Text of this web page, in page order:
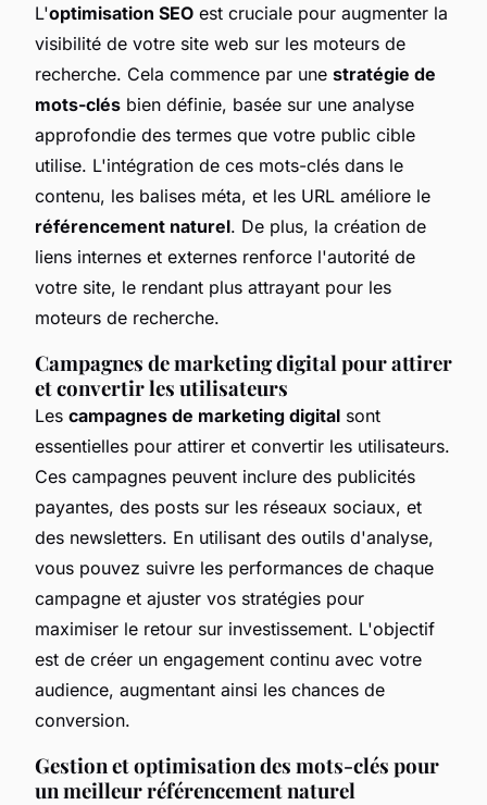
L'optimisation SEO est cruciale pour augmenter la
visibilité de votre site web sur les moteurs de
recherche. Cela commence par une stratégie de
mots-clés bien définie, basée sur une analyse
approfondie des termes que votre public cible
utilise. L'intégration de ces mots-clés dans le
contenu, les balises méta, et les URL améliore le
référencement naturel. De plus, la création de
liens internes et externes renforce l'autorité de
votre site, le rendant plus attrayant pour les
moteurs de recherche.
Campagnes de marketing digital pour attirer
et convertir les utilisateurs
Les campagnes de marketing digital sont
essentielles pour attirer et convertir les utilisateurs.
Ces campagnes peuvent inclure des publicités
payantes, des posts sur les réseaux sociaux, et
des newsletters. En utilisant des outils d'analyse,
vous pouvez suivre les performances de chaque
campagne et ajuster vos stratégies pour
maximiser le retour sur investissement. L'objectif
est de créer un engagement continu avec votre
audience, augmentant ainsi les chances de
conversion.
Gestion et optimisation des mots-clés pour
un meilleur référencement naturel